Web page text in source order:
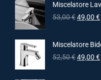
Miscelatore
53,00€49,00 €
Miscelatore
52,50€49,00 €